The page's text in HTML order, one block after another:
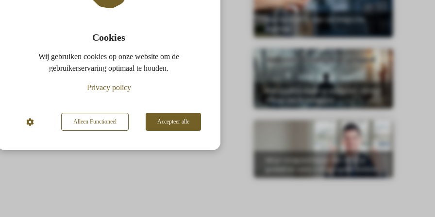
Huis huren in Spanje van Belgische
eigenaar
Indirect investeren in vastgoed: slimme
manier om te beleggen
Wil je vastgoed kopen dan moet je
geduld en soms ook wat geluk hebben
Cookies
Wij gebruiken cookies op onze website om de
gebruikerservaring optimaal te houden.
Privacy policy
Alleen Functioneel Accepteer alle